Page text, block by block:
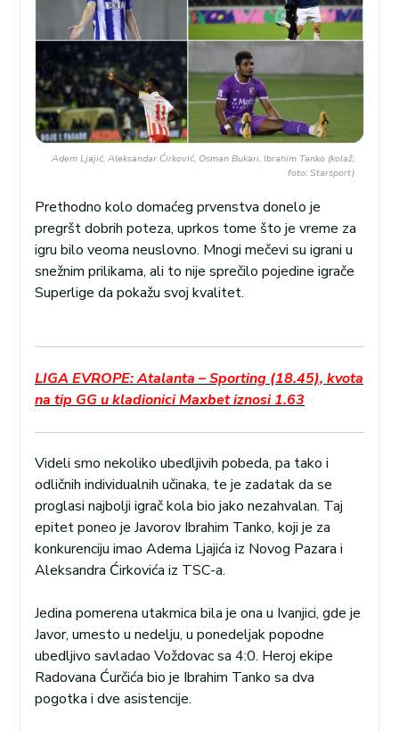
Adem Ljajić, Aleksandar Ćirković, Osman Bukari, Ibrahim Tanko (kolaž,
foto: Starsport)
Prethodno kolo domaćeg prvenstva donelo je
pregršt dobrih poteza, uprkos tome što je vreme za
igru bilo veoma neuslovno. Mnogi mečevi su igrani u
snežnim prilikama, ali to nije sprečilo pojedine igrače
Superlige da pokažu svoj kvalitet.
LIGA EVROPE: Atalanta – Sporting (18.45), kvota
na tip GG u kladionici Maxbet iznosi 1.63
Videli smo nekoliko ubedljivih pobeda, pa tako i
odličnih individualnih učinaka, te je zadatak da se
proglasi najbolji igrač kola bio jako nezahvalan. Taj
epitet poneo je Javorov Ibrahim Tanko, koji je za
konkurenciju imao Adema Ljajića iz Novog Pazara i
Aleksandra Ćirkovića iz TSC-a.
Jedina pomerena utakmica bila je ona u Ivanjici, gde je
Javor, umesto u nedelju, u ponedeljak popodne
ubedljivo savladao Voždovac sa 4:0. Heroj ekipe
Radovana Ćurčića bio je Ibrahim Tanko sa dva
pogotka i dve asistencije.